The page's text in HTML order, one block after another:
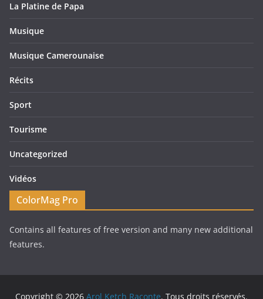
La Platine de Papa
Musique
Musique Camerounaise
Récits
Sport
Tourisme
Uncategorized
Vidéos
ColorMag Pro
Contains all features of free version and many new additional
features.
Copyright © 2026 Arol Ketch Raconte. Tous droits réservés.